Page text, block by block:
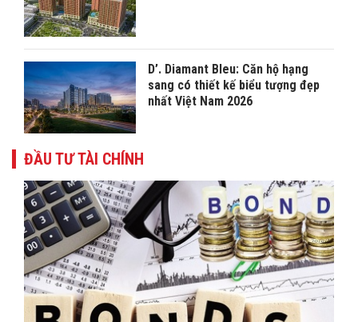
D’. Diamant Bleu: Căn hộ hạng
sang có thiết kế biểu tượng đẹp
nhất Việt Nam 2026
ĐẦU TƯ TÀI CHÍNH